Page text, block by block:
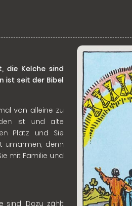
die Kelche sind
ist seit der Bibel
von alleine zu
ist und alte
Platz und Sie
umarmen, denn
mit Familie und
sind. Dazu zählt